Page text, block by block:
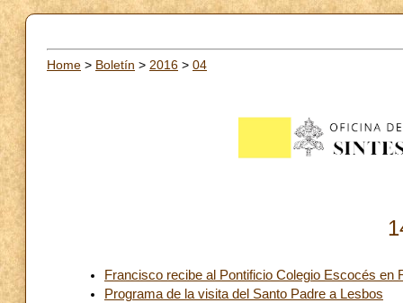
Home > Boletín > 2016 > 04
Francisco recibe al Pontificio Colegio Escocés en
Programa de la visita del Santo Padre a Lesbos